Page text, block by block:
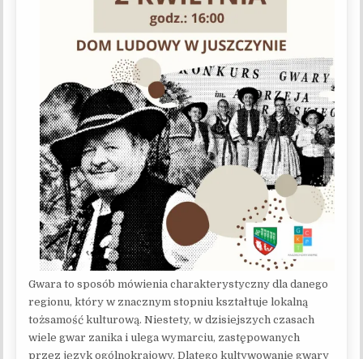
Gwara to sposób mówienia charakterystyczny dla danego
regionu, który w znacznym stopniu kształtuje lokalną
tożsamość kulturową. Niestety, w dzisiejszych czasach
wiele gwar zanika i ulega wymarciu, zastępowanych
przez język ogólnokrajowy. Dlatego kultywowanie gwary